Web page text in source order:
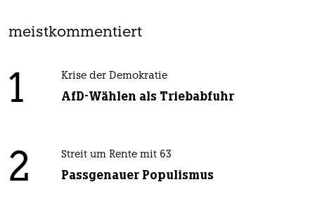
meistkommentiert
1 Krise der Demokratie
AfD-Wählen als Triebabfuhr
2 Streit um Rente mit 63
Passgenauer Populismus